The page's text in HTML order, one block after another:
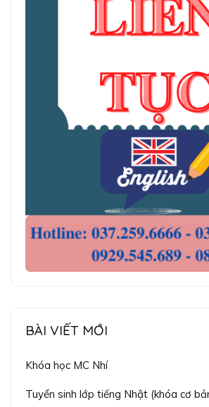
BÀI VIẾT MỚI
Khóa học MC Nhí
Tuyển sinh lớp tiếng Nhật (khóa cơ